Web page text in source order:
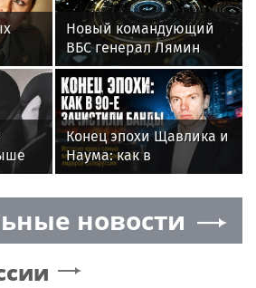
Новый командующий
ВБС генерал Лямин
оказался уроженцем
Белоруссии
Конец эпохи Щавлика и
Наума: как в
девяностые годы
группировки в
новости